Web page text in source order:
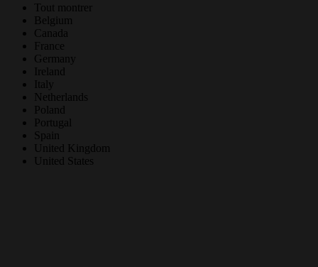
Tout montrer
Belgium
Canada
France
Germany
Ireland
Italy
Netherlands
Poland
Portugal
Spain
United Kingdom
United States